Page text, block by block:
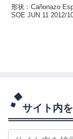
形状：Cañonazo
SOE JUN 11 2012/
サイト内